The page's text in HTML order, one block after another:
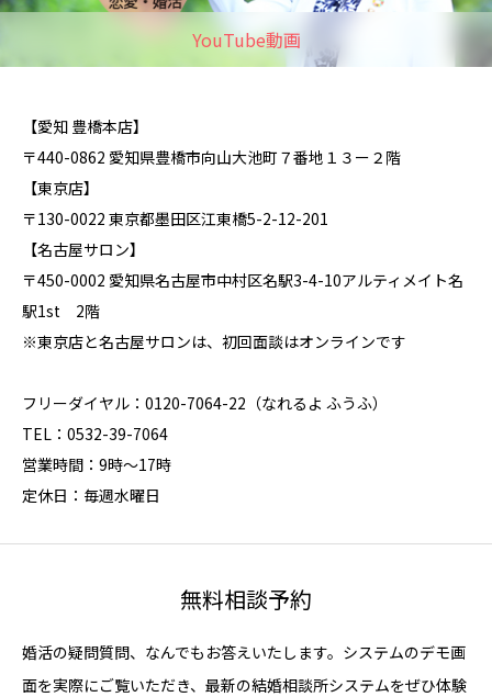
YouTube動画
【愛知 豊橋本店】
〒440-0862 愛知県豊橋市向山大池町７番地１３ー２階
【東京店】
〒130-0022 東京都墨田区江東橋5-2-12-201
【名古屋サロン】
〒450-0002 愛知県名古屋市中村区名駅3-4-10アルティメイト名
駅1st 2階
※東京店と名古屋サロンは、初回面談はオンラインです
フリーダイヤル：0120-7064-22（なれるよ ふうふ）
TEL：0532-39-7064
営業時間：9時～17時
定休日：毎週水曜日
無料相談予約
婚活の疑問質問、なんでもお答えいたします。システムのデモ画
面を実際にご覧いただき、最新の結婚相談所システムをぜひ体験